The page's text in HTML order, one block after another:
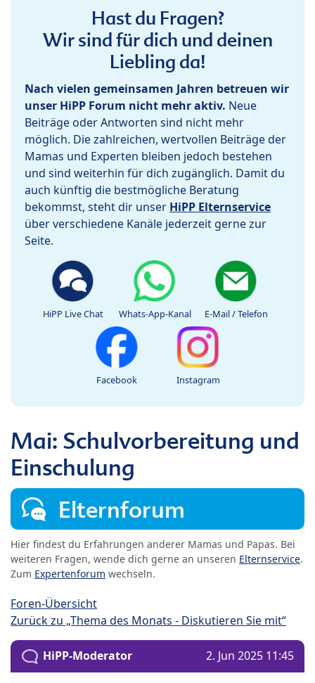
Hast du Fragen?
Wir sind für dich und deinen
Liebling da!
Nach vielen gemeinsamen Jahren betreuen wir
unser HiPP Forum nicht mehr aktiv. Neue
Beiträge oder Antworten sind nicht mehr
möglich. Die zahlreichen, wertvollen Beiträge der
Mamas und Experten bleiben jedoch bestehen
und sind weiterhin für dich zugänglich. Damit du
auch künftig die bestmögliche Beratung
bekommst, steht dir unser HiPP Elternservice
über verschiedene Kanäle jederzeit gerne zur
Seite.
HiPP Live Chat Whats-App-Kanal E-Mail / Telefon
Facebook Instagram
Mai: Schulvorbereitung und
Einschulung
Elternforum
Hier findest du Erfahrungen anderer Mamas und Papas. Bei
weiteren Fragen, wende dich gerne an unseren Elternservice.
Zum Expertenforum wechseln.
Foren-Übersicht
Zurück zu „Thema des Monats - Diskutieren Sie mit“
HiPP-Moderator 2. Jun 2025 11:45